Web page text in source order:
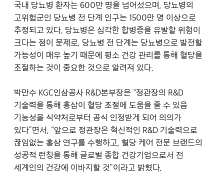
국내 당뇨병 환자는 600만 명을 넘어섰으며, 당뇨병의
고위험군인 당뇨병 전 단계 인구는 1500만 명 이상으로
추정되고 있다. 당뇨병은 심각한 합병증을 유발할 위험이
크다는 점이 문제로, 당뇨병 전 단계는 당뇨병으로 발전할
가능성이 매우 높기 때문에 평소 건강 관리를 통해 혈당을
조절하는 것이 중요한 것으로 알려져 있다.
박만수 KGC인삼공사 R&D본부장은 “정관장의 R&D
기술력을 통해 홍삼이 혈당 조절에 도움을 줄 수 있음
기능성을 식약처로부터 공식 인정받게 되어 의의가
있다”면서, “앞으로 정관장은 혁신적인 R&D 기술력으로
끊임없는 홍삼 연구를 수행하고, 혈당 케어 전문 브랜드의
성공적 런칭을 통해 글로벌 종합 건강기업으로서 전
세계인의 건강에 이바지할 것”이라고 밝혔다.